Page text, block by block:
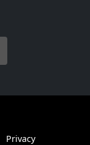
Privacy